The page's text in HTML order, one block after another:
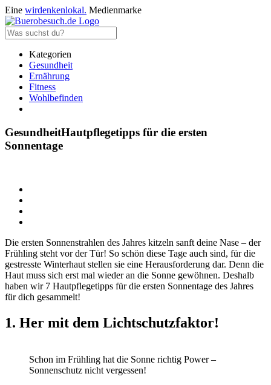
Eine wirdenkenlokal. Medienmarke
Kategorien
Gesundheit
Ernährung
Fitness
Wohlbefinden
GesundheitHautpflegetipps für die ersten
Sonnentage
Die ersten Sonnenstrahlen des Jahres kitzeln sanft deine Nase – der
Frühling steht vor der Tür! So schön diese Tage auch sind, für die
gestresste Winterhaut stellen sie eine Herausforderung dar. Denn die
Haut muss sich erst mal wieder an die Sonne gewöhnen. Deshalb
haben wir 7 Hautpflegetipps für die ersten Sonnentage des Jahres
für dich gesammelt!
1. Her mit dem Lichtschutzfaktor!
Schon im Frühling hat die Sonne richtig Power –
Sonnenschutz nicht vergessen!